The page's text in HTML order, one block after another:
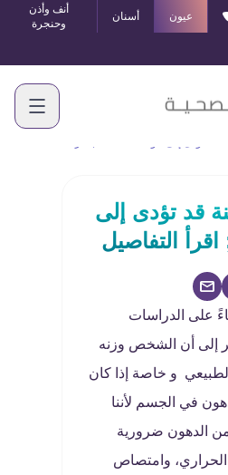
عيون أسنان
أنف وأذن
وحنجرة
قد تؤدى إلى
على الدراسات
إلى أن الشخص وزنه
و خاصة إذا كان
في الجسم لأننا
الدهون ضرورية
الحراري، وامتصاص